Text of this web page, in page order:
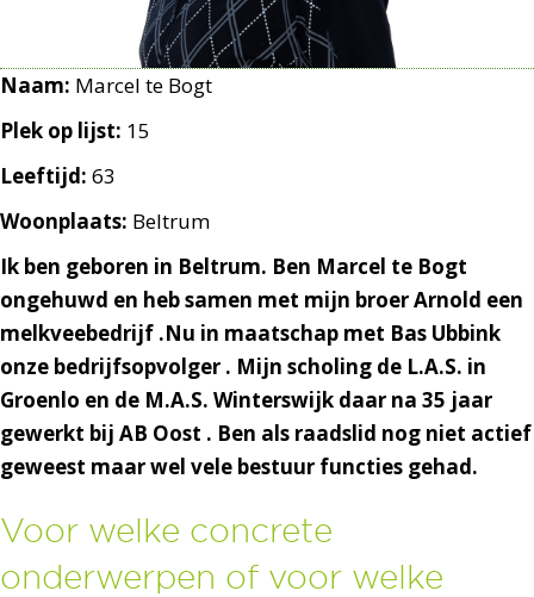
Ik ben geboren in Beltrum. Ben Marcel te Bogt
ongehuwd en heb samen met mijn broer Arnold een
melkveebedrijf .Nu in maatschap met Bas Ubbink
onze bedrijfsopvolger . Mijn scholing de L.A.S. in
Groenlo en de M.A.S. Winterswijk daar na 35 jaar
gewerkt bij AB Oost . Ben als raadslid nog niet actief
geweest maar wel vele bestuur functies gehad.
Voor welke concrete
onderwerpen of voor welke
Naam: Marcel te Bogt
Plek op lijst: 15
Leeftijd: 63
Woonplaats: Beltrum